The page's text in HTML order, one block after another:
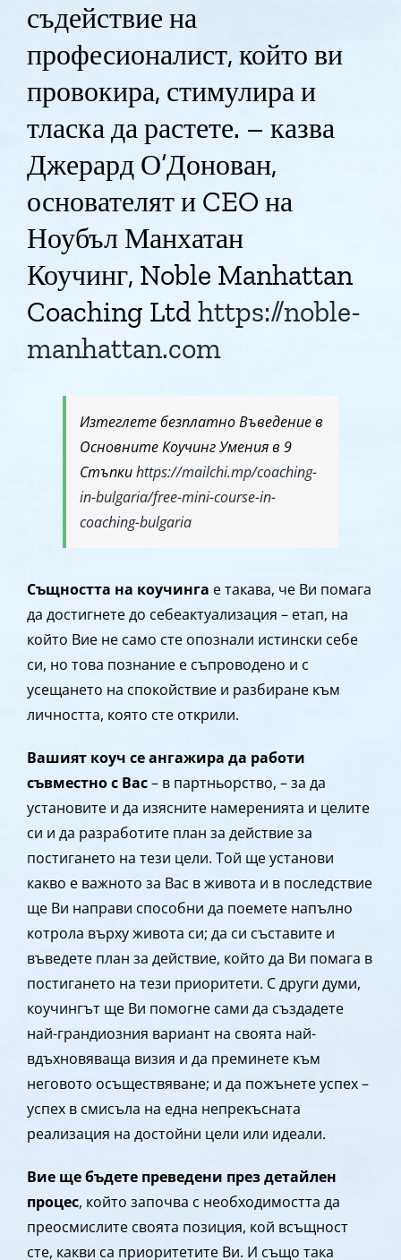
съдействие на
професионалист, който ви
провокира, стимулира и
тласка да растете. – казва
Джерард О’Донован,
основателят и CEO на
Ноубъл Манхатан
Коучинг, Noble Manhattan
Coaching Ltdhttps://noble-
manhattan.com
Изтеглете безплатно Въведение в
Основните Коучинг Умения в 9
Стъпкиhttps://mailchi.mp/coaching-
in-bulgaria/free-mini-course-in-
coaching-bulgaria
Същността на коучинга е такава, че Ви помага
да достигнете до себеактуализация – етап, на
който Вие не само сте опознали истински себе
си, но това познание е съпроводено и с
усещането на спокойствие и разбиране към
личността, която сте открили.
Вашият коуч се ангажира да работи
съвместно с Вас– в партньорство, – за да
установите и да изясните намеренията и целите
си и да разработите план за действие за
постигането на тези цели. Той ще установи
какво е важното за Вас в живота и в последствие
ще Ви направи способни да поемете напълно
котрола върху живота си; да си съставите и
въведете план за действие, който да Ви помага в
постигането на тези приоритети. С други думи,
коучингът ще Ви помогне сами да създадете
най-грандиозния вариант на своята най-
вдъхновяваща визия и да преминете към
неговото осъществяване; и да пожънете успех –
успех в смисъла на една непрекъсната
реализация на достойни цели или идеали.
Вие ще бъдете преведени през детайлен
процес, който започва с необходимостта да
преосмислите своята позиция, кой всъщност
сте, какви са приоритетите Ви. И също така